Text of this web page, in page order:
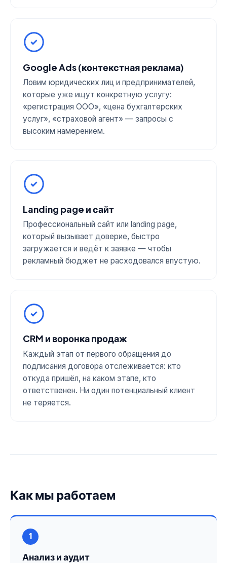
Google Ads (контекстная реклама)
Ловим юридических лиц и предпринимателей,
которые уже ищут конкретную услугу:
«регистрация ООО», «цена бухгалтерских
услуг», «страховой агент» — запросы с
высоким намерением.
Landing page и сайт
Профессиональный сайт или landing page,
который вызывает доверие, быстро
загружается и ведёт к заявке — чтобы
рекламный бюджет не расходовался впустую.
CRM и воронка продаж
Каждый этап от первого обращения до
подписания договора отслеживается: кто
откуда пришёл, на каком этапе, кто
ответственен. Ни один потенциальный клиент
не теряется.
Как мы работаем
1
Анализ и аудит